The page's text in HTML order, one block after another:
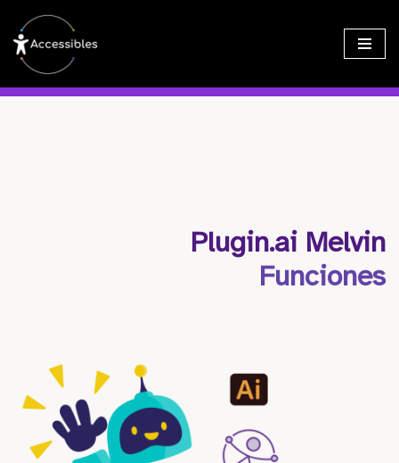
Saltar
contenido
Plugin.ai Melvin
Funciones